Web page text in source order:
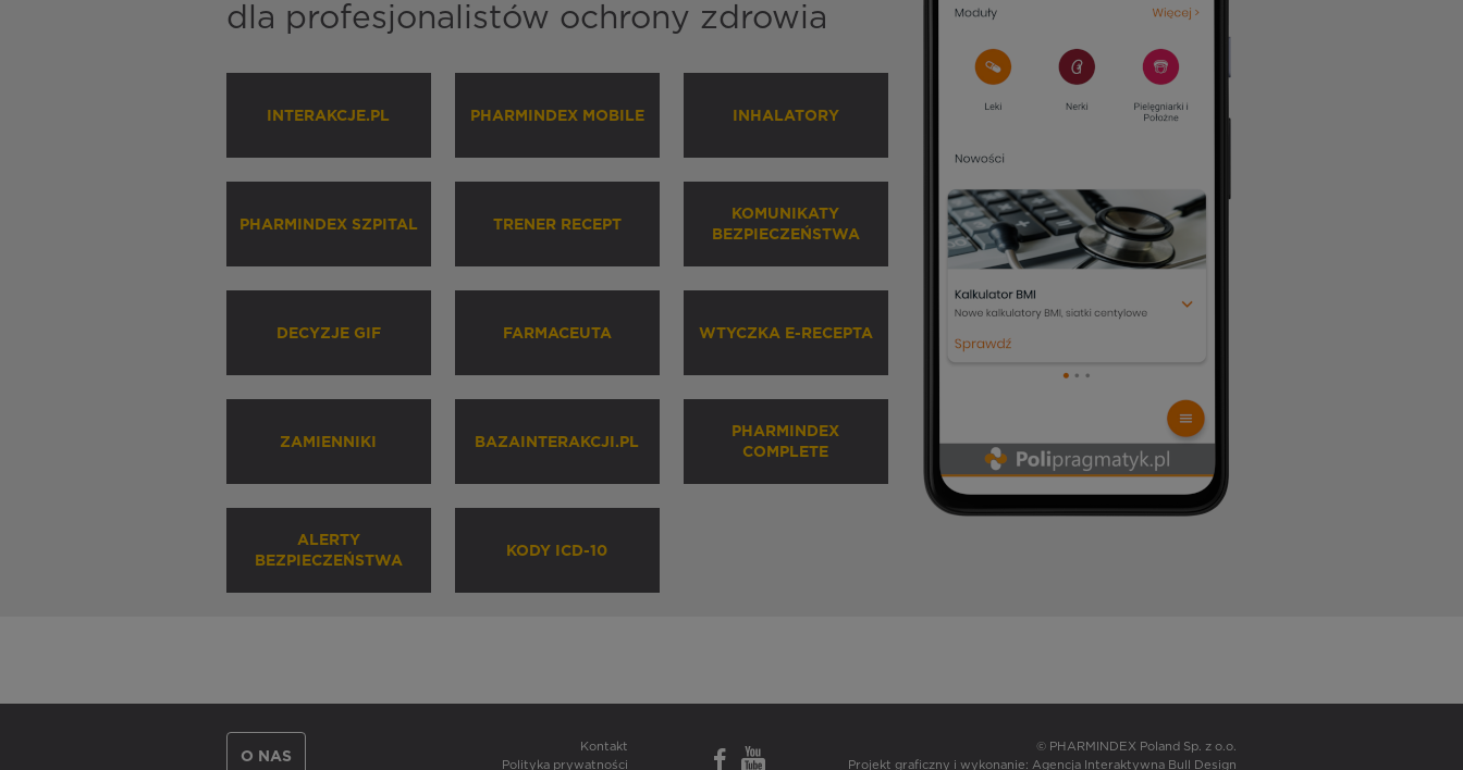
dla profesjonalistów ochrony zdrowia
INTERAKCJE.PL PHARMINDEX MOBILE INHALATORY
PHARMINDEX SZPITAL TRENER RECEPT
KOMUNIKATY
BEZPIECZEŃSTWA
DECYZJE GIF FARMACEUTA WTYCZKA E-RECEPTA
ZAMIENNIKI BAZAINTERAKCJI.PL
PHARMINDEX
COMPLETE
ALERTY
BEZPIECZEŃSTWA
KODY ICD-10
O NAS
Kontakt
Polityka prywatności
© PHARMINDEX Poland Sp. z o.o.
Projekt graficzny i wykonanie: Agencja Interaktywna Bull Design